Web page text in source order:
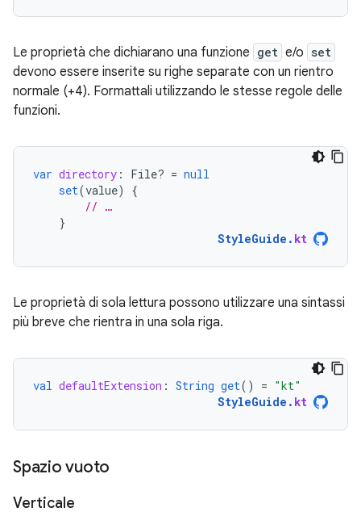
Le proprietà che dichiarano una funzione get e/o set
devono essere inserite su righe separate con un rientro
normale (+4). Formattali utilizzando le stesse regole delle
funzioni.
var directory : File? = null
set(value)
{
// …
}
StyleGuide . kt
Le proprietà di sola lettura possono utilizzare una sintassi
più breve che rientra in una sola riga.
val defaultExtension : String get() = "kt"
StyleGuide . kt
Spazio vuoto
Verticale